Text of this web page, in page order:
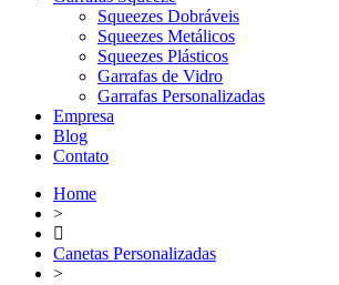
Squeezes Dobráveis
Squeezes Metálicos
Squeezes Plásticos
Garrafas de Vidro
Garrafas Personalizadas
Empresa
Blog
Contato
Home
>
Canetas Personalizadas
>